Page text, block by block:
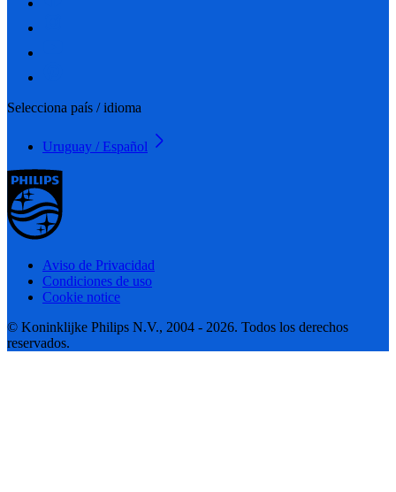
Selecciona país / idioma
Uruguay / Español
Aviso de Privacidad
Condiciones de uso
Cookie notice
© Koninklijke Philips N.V., 2004 - 2026. Todos los derechos
reservados.